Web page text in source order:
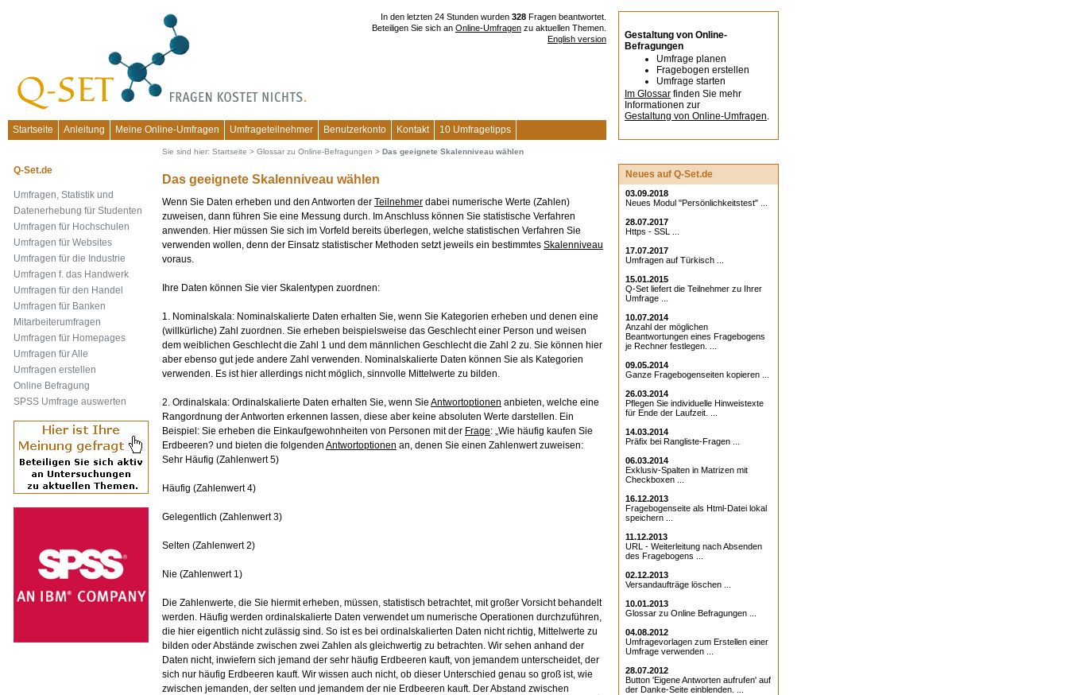
In den letzten 24 Stunden wurden 328 Fragen beantwortet.
Beteiligen Sie sich an Online-Umfragen zu aktuellen Themen.
English version
Gestaltung von Online-
Befragungen
Umfrage planen
Fragebogen erstellen
Umfrage starten
Im Glossar finden Sie mehr
Informationen zur
Gestaltung von Online-Umfragen.
Startseite
Anleitung Meine Online-Umfragen Umfrageteilnehmer Benutzerkonto Kontakt 10 Umfragetipps
Sie sind hier: Startseite > Glossar zu Online-Befragungen > Das geeignete Skalenniveau wählen
Das geeignete Skalenniveau wählen
Wenn Sie Daten erheben und den Antworten der Teilnehmer dabei numerische Werte (Zahlen)
zuweisen, dann führen Sie eine Messung durch. Im Anschluss können Sie statistische Verfahren
anwenden. Hier müssen Sie sich im Vorfeld bereits überlegen, welche statistischen Verfahren Sie
verwenden wollen, denn der Einsatz statistischer Methoden setzt jeweils ein bestimmtes Skalenniveau
voraus.
Ihre Daten können Sie vier Skalentypen zuordnen:
1. Nominalskala: Nominalskalierte Daten erhalten Sie, wenn Sie Kategorien erheben und denen eine
(willkürliche) Zahl zuordnen. Sie erheben beispielsweise das Geschlecht einer Person und weisen
dem weiblichen Geschlecht die Zahl 1 und dem männlichen Geschlecht die Zahl 2 zu. Sie können hier
aber ebenso gut jede andere Zahl verwenden. Nominalskalierte Daten können Sie als Kategorien
verwenden. Es ist hier allerdings nicht möglich, sinnvolle Mittelwerte zu bilden.
2. Ordinalskala: Ordinalskalierte Daten erhalten Sie, wenn Sie Antwortoptionen anbieten, welche eine
Rangordnung der Antworten erkennen lassen, diese aber keine absoluten Werte darstellen. Ein
Beispiel: Sie erheben die Einkaufgewohnheiten von Personen mit der Frage: „Wie häufig kaufen Sie
Erdbeeren? und bieten die folgenden Antwortoptionen an, denen Sie einen Zahlenwert zuweisen:
Sehr Häufig (Zahlenwert 5)
Häufig (Zahlenwert 4)
Gelegentlich (Zahlenwert 3)
Selten (Zahlenwert 2)
Nie (Zahlenwert 1)
Die Zahlenwerte, die Sie hiermit erheben, müssen, statistisch betrachtet, mit großer Vorsicht behandelt
werden. Häufig werden ordinalskalierte Daten verwendet um numerische Operationen durchzuführen,
die hier eigentlich nicht zulässig sind. So ist es bei ordinalskalierten Daten nicht richtig, Mittelwerte zu
bilden oder Abstände zwischen zwei Zahlen als gleichwertig zu betrachten. Wir sehen anhand der
Daten nicht, inwiefern sich jemand der sehr häufig Erdbeeren kauft, von jemandem unterscheidet, der
sich nur häufig Erdbeeren kauft. Wir wissen auch nicht, ob dieser Unterschied genau so groß ist, wie
zwischen jemanden, der selten und jemandem der nie Erdbeeren kauft. Der Abstand zwischen
Neues auf Q-Set.de
03.09.2018
Neues Modul "Persönlichkeitstest" ...
28.07.2017
Https - SSL ...
17.07.2017
Umfragen auf Türkisch ...
15.01.2015
Q-Set liefert die Teilnehmer zu Ihrer
Umfrage ...
10.07.2014
Anzahl der möglichen
Beantwortungen eines Fragebogens
je Rechner festlegen. ...
09.05.2014
Ganze Fragebogenseiten kopieren ...
26.03.2014
Pflegen Sie individuelle Hinweistexte
für Ende der Laufzeit. ...
14.03.2014
Präfix bei Rangliste-Fragen ...
06.03.2014
Exklusiv-Spalten in Matrizen mit
Checkboxen ...
16.12.2013
Fragebogenseite als Html-Datei lokal
speichern ...
11.12.2013
URL - Weiterleitung nach Absenden
des Fragebogens ...
02.12.2013
Versandaufträge löschen ...
10.01.2013
Glossar zu Online Befragungen ...
04.08.2012
Umfragevorlagen zum Erstellen einer
Umfrage verwenden ...
28.07.2012
Button 'Eigene Antworten aufrufen' auf
der Danke-Seite einblenden. ...
Q-Set.de
Umfragen, Statistik und
Datenerhebung für Studenten
Umfragen für Hochschulen
Umfragen für Websites
Umfragen für die Industrie
Umfragen f. das Handwerk
Umfragen für den Handel
Umfragen für Banken
Mitarbeiterumfragen
Umfragen für Homepages
Umfragen für Alle
Umfragen erstellen
Online Befragung
SPSS Umfrage auswerten